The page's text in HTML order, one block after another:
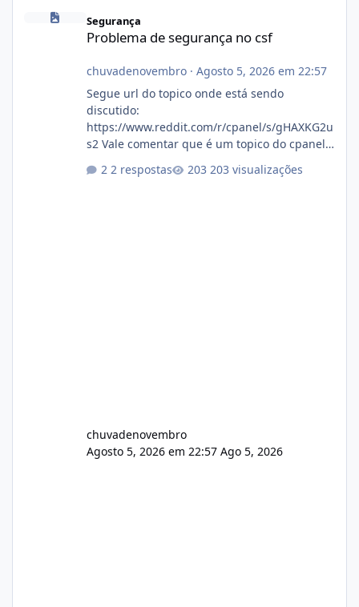
Problema de segurança no csf
Segurança
Problema de segurança no csf
chuvadenovembro· Agosto 5, 2026 em 22:57
Segue url do topico onde está sendo
discutido:
https://www.reddit.com/r/cpanel/s/gHAXKG2u
s2 Vale comentar que é um topico do cpanel...
2 respostas 203 visualizações
chuvadenovembro
Agosto 5, 2026 em 22:57 Ago 5, 2026